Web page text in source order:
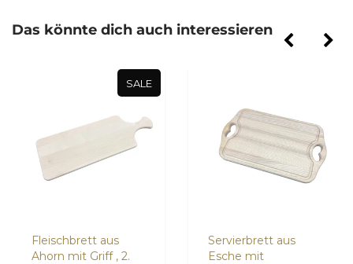
Das könnte dich auch interessieren
SALE
Fleischbrett aus
Ahorn mit Griff , 2.
Servierbrett aus
Esche mit